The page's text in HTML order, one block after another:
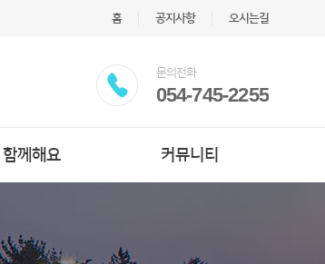
홈 공지사항 오시는길
문의전화
054-745-2255
함께해요 커뮤니티